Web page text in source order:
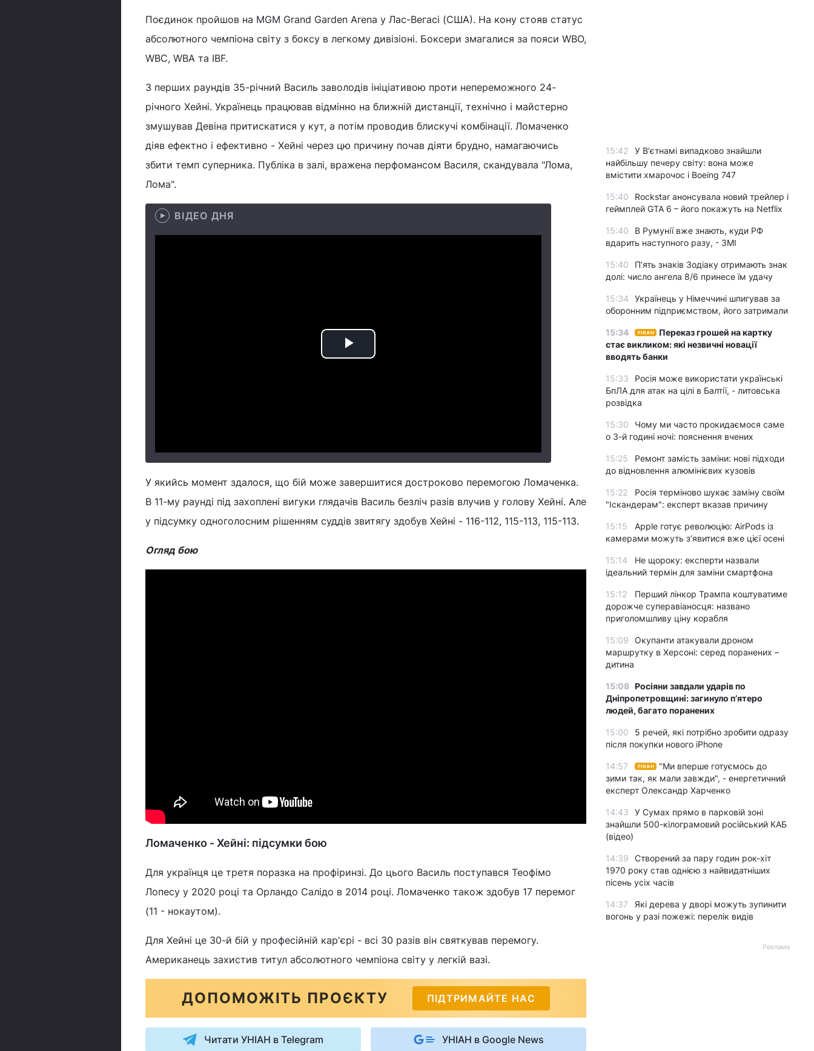
Поєдинок пройшов на MGM Grand Garden Arena у Лас-Вегасі (США). На кону стояв статус
абсолютного чемпіона світу з боксу в легкому дивізіоні. Боксери змагалися за пояси WBO,
WBC, WBA та IBF.
З перших раундів 35-річний Василь заволодів ініціативою проти непереможного 24-
річного Хейні. Українець працював відмінно на ближній дистанції, технічно і майстерно
змушував Девіна притискатися у кут, а потім проводив блискучі комбінації. Ломаченко
діяв ефектно і ефективно - Хейні через цю причину почав діяти брудно, намагаючись
збити темп суперника. Публіка в залі, вражена перфомансом Василя, скандувала "Лома,
Лома".
ВІДЕО ДНЯ
Play
У якийсь момент здалося, що бій може завершитися достроково перемогою Ломаченка.
В 11-му раунді під захоплені вигуки глядачів Василь безліч разів влучив у голову Хейні. Але
у підсумку одноголосним рішенням суддів звитягу здобув Хейні - 116-112, 115-113, 115-113.
Огляд бою
Ломаченко - Хейні: підсумки бою
Для українця це третя поразка на профіринзі. До цього Василь поступався Теофімо
Лопесу у 2020 році та Орландо Салідо в 2014 році. Ломаченко також здобув 17 перемог
(11 - нокаутом).
Для Хейні це 30-й бій у професійній кар'єрі - всі 30 разів він святкував перемогу.
Американець захистив титул абсолютного чемпіона світу у легкій вазі.
ДОПОМОЖІТЬ ПРОЄКТУ ПІДТРИМАЙТЕ НАС
Читати УНІАН в Telegram УНІАН в Google News
15:42
У Вʼєтнамі випадково знайшли
найбільшу печеру світу: вона може
вмістити хмарочос і Boeing 747
15:40
Rockstar анонсувала новий трейлер і
геймплей GTA 6 – його покажуть на Netflix
15:40
В Румунії вже знають, куди РФ
вдарить наступного разу, - ЗМІ
15:40
П’ять знаків Зодіаку отримають знак
долі: число ангела 8/6 принесе їм удачу
15:34
Українець у Німеччині шпигував за
оборонним підприємством, його затримали
15:34 УНІАН
Переказ грошей на картку
стає викликом: які незвичні новації
вводять банки
15:33
Росія може використати українські
БпЛА для атак на цілі в Балтії, - литовська
розвідка
15:30
Чому ми часто прокидаємося саме
о 3-й годині ночі: пояснення вчених
15:25
Ремонт замість заміни: нові підходи
до відновлення алюмінієвих кузовів
15:22
Росія терміново шукає заміну своїм
"Іскандерам": експерт вказав причину
15:15
Apple готує революцію: AirPods із
камерами можуть з’явитися вже цієї осені
15:14
Не щороку: експерти назвали
ідеальний термін для заміни смартфона
15:12
Перший лінкор Трампа коштуватиме
дорожче суперавіаносця: названо
приголомшливу ціну корабля
15:09
Окупанти атакували дроном
маршрутку в Херсоні: серед поранених –
дитина
15:08 Росіяни завдали ударів по
Дніпропетровщині: загинуло пʼятеро
людей, багато поранених
15:00
5 речей, які потрібно зробити одразу
після покупки нового iPhone
14:57 УНІАН
"Ми вперше готуємось до
зими так, як мали завжди", - енергетичний
експерт Олександр Харченко
14:43
У Сумах прямо в парковій зоні
знайшли 500-кілограмовий російський КАБ
(відео)
14:39
Створений за пару годин рок-хіт
1970 року став однією з найвидатніших
пісень усіх часів
14:37
Які дерева у дворі можуть зупинити
вогонь у разі пожежі: перелік видів
Реклама